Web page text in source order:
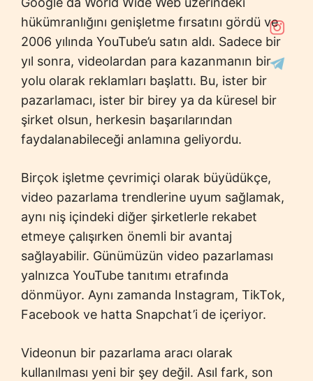
hükümranlığını genişletme fırsatını gördü ve
2006 yılında YouTube’u satın aldı. Sadece bir
yıl sonra, videolardan para kazanmanın bir
yolu olarak reklamları başlattı. Bu, ister bir
pazarlamacı, ister bir birey ya da küresel bir
şirket olsun, herkesin başarılarından
faydalanabileceği anlamına geliyordu.
Birçok işletme çevrimiçi olarak büyüdükçe,
video pazarlama trendlerine uyum sağlamak,
aynı niş içindeki diğer şirketlerle rekabet
etmeye çalışırken önemli bir avantaj
sağlayabilir. Günümüzün video pazarlaması
yalnızca YouTube tanıtımı etrafında
dönmüyor. Aynı zamanda Instagram, TikTok,
Facebook ve hatta Snapchat’i de içeriyor.
Videonun bir pazarlama aracı olarak
kullanılması yeni bir şey değil. Asıl fark, son